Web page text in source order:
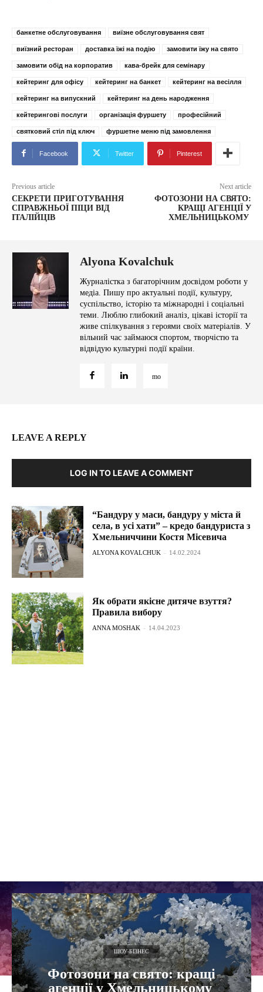
банкетне обслуговування виїзне обслуговування свят
виїзний ресторан доставка їжі на подію замовити їжу на свято
замовити обід на корпоратив кава-брейк для семінару
кейтеринг для офісу кейтеринг на банкет кейтеринг на весілля
кейтеринг на випускний кейтеринг на день народження
кейтерингові послуги організація фуршету професійний
святковий стіл під ключ фуршетне меню під замовлення
Facebook Twitter Pinterest
Previous article
СЕКРЕТИ ПРИГОТУВАННЯ
СПРАВЖНЬОЇ ПІЦИ ВІД
ІТАЛІЙЦІВ
Next article
ФОТОЗОНИ НА СВЯТО:
КРАЩІ АГЕНЦІЇ У
ХМЕЛЬНИЦЬКОМУ
Alyona Kovalchuk
Журналістка з багаторічним досвідом роботи у
медіа. Пишу про актуальні події, культуру,
суспільство, історію та міжнародні і соціальні
теми. Люблю глибокий аналіз, цікаві історії та
живе спілкування з героями своїх матеріалів. У
вільний час займаюся спортом, творчістю та
відвідую культурні події країни.
LEAVE A REPLY
LOG IN TO LEAVE A COMMENT
“Бандуру у маси, бандуру у міста й
села, в усі хати” – кредо бандуриста з
Хмельниччини Костя Місевича
ALYONA KOVALCHUK - 14.02.2024
Як обрати якісне дитяче взуття?
Правила вибору
ANNA MOSHAK - 14.04.2023